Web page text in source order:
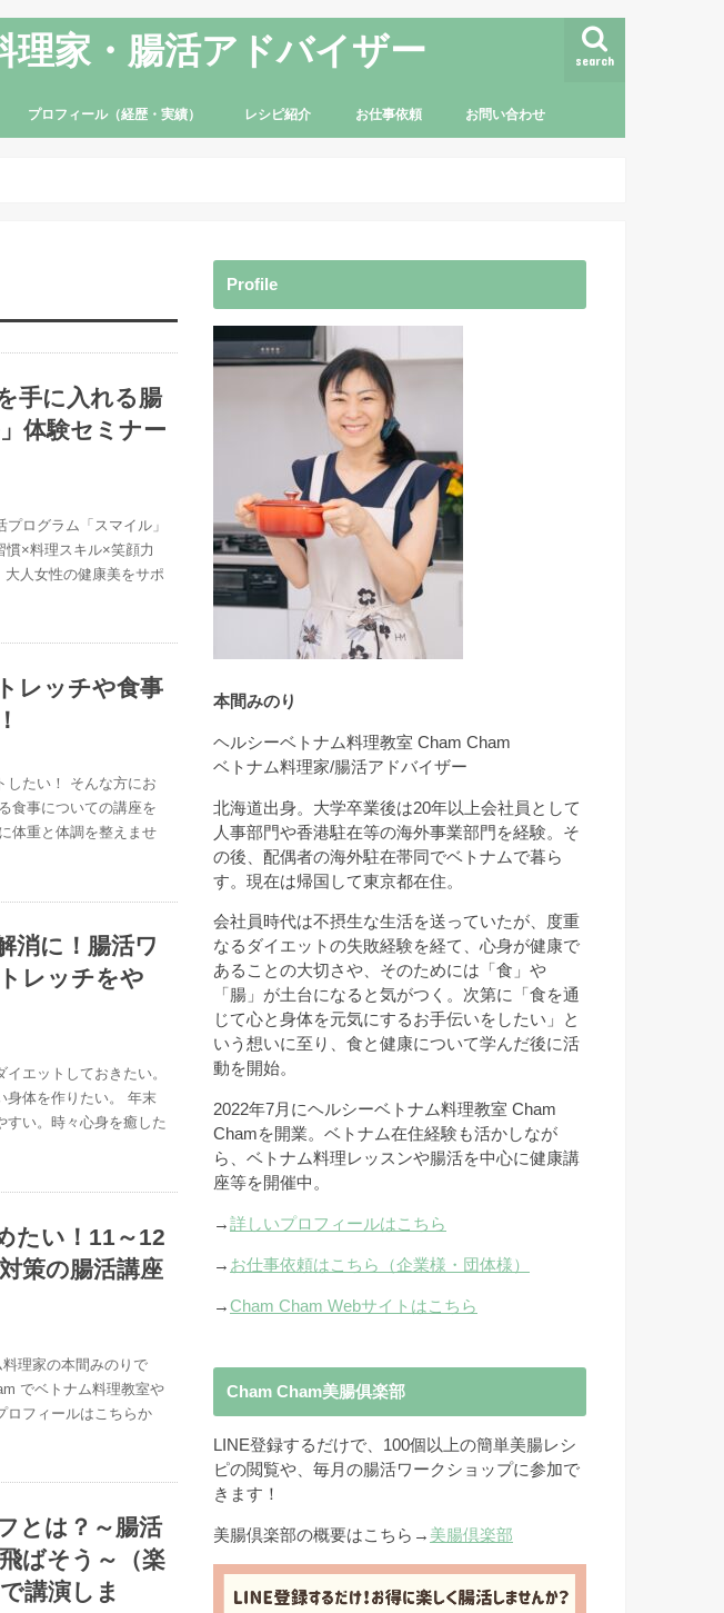
理家・腸活アドバイザー search
プロフィール（経歴・実績） レシピ紹介 お仕事依頼 お問い合わせ
手に入れる腸
体験セミナー
ログラム「スマイル」
×料理スキル×笑顔力
大人女性の健康美をサポ
レッチや食事
したい！ そんな方にお
食事についての講座を
体重と体調を整えませ
消に！腸活ワ
レッチをや
エットしておきたい。
身体を作りたい。 年末
すい。時々心身を癒した
たい！11～12
策の腸活講座
理家の本間みのりで
でベトナム料理教室や
ロフィールはこちらか
とは？～腸活
ばそう～（楽
講演しま
Profile
本間みのり
ヘルシーベトナム料理教室 Cham Cham
ベトナム料理家/腸活アドバイザー
北海道出身。大学卒業後は20年以上会社員として
人事部門や香港駐在等の海外事業部門を経験。そ
の後、配偶者の海外駐在帯同でベトナムで暮ら
す。現在は帰国して東京都在住。
会社員時代は不摂生な生活を送っていたが、度重
なるダイエットの失敗経験を経て、心身が健康で
あることの大切さや、そのためには「食」や
「腸」が土台になると気がつく。次第に「食を通
じて心と身体を元気にするお手伝いをしたい」と
いう想いに至り、食と健康について学んだ後に活
動を開始。
2022年7月にヘルシーベトナム料理教室 Cham
Chamを開業。ベトナム在住経験も活かしなが
ら、ベトナム料理レッスンや腸活を中心に健康講
座等を開催中。
→詳しいプロフィールはこちら
→ お仕事依頼はこちら（企業様・団体様）
→Cham Cham Webサイトはこちら
Cham Cham美腸俱楽部
LINE登録するだけで、100個以上の簡単美腸レシ
ピの閲覧や、毎月の腸活ワークショップに参加で
きます！
美腸倶楽部の概要はこちら→ 美腸倶楽部